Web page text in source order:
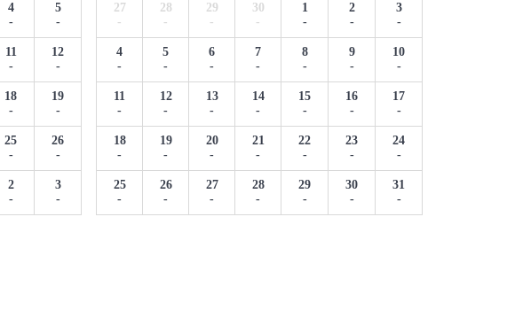
4
-
5
-
11
-
12
-
18
-
19
-
25
-
26
-
2
-
3
-
27
-
28
-
29
-
30
-
1
-
2
-
3
-
4
-
5
-
6
-
7
-
8
-
9
-
10
-
11
-
12
-
13
-
14
-
15
-
16
-
17
-
18
-
19
-
20
-
21
-
22
-
23
-
24
-
25
-
26
-
27
-
28
-
29
-
30
-
31
-